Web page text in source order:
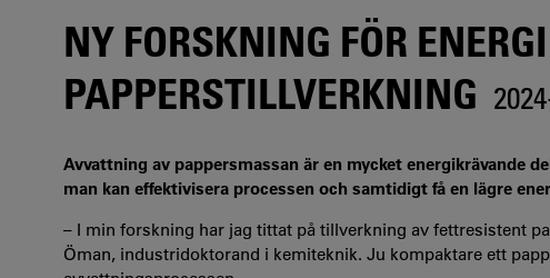
NY FORSKNING FÖR
PAPPERSTILLVERKNING
Avvattning av pappersmassan är en mycket energikrävande
man kan effektivisera processen och samtidigt få en lägre
– I min forskning har jag tittat på tillverkning av fettresistent
Öman, industridoktorand i kemiteknik. Ju kompaktare ett